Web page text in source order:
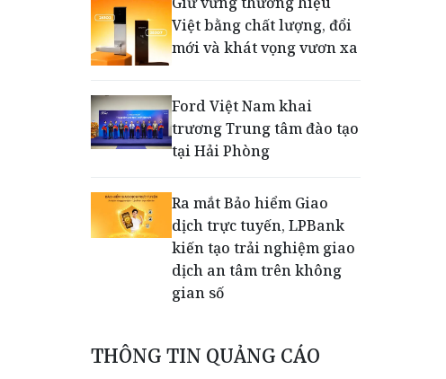
Việt bằng chất lượng, đổi
mới và khát vọng vươn xa
Ford Việt Nam khai
trương Trung tâm đào tạo
tại Hải Phòng
Ra mắt Bảo hiểm Giao
dịch trực tuyến, LPBank
kiến tạo trải nghiệm giao
dịch an tâm trên không
gian số
Dấu mốc khẳng định năng
lực vận hành và thích ứng
THÔNG TIN QUẢNG CÁO